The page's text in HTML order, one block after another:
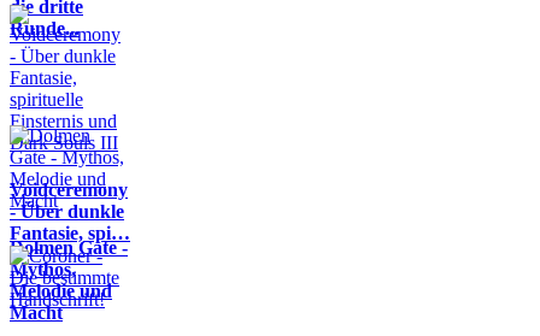
die dritte
Runde...
Voidceremony
- Über dunkle
Fantasie, spi…
Dolmen Gate -
Mythos,
Melodie und
Macht